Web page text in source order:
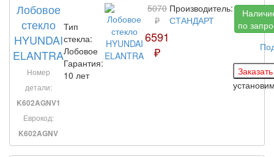
Лобовое
стекло
HYUNDAI
ELANTRA
Номер
детали:
K602AGNV1
Еврокод:
K602AGNV
Тип
стекла:
Лобовое
Гарантия:
10 лет
5070
₽
6591
₽
Производитель:
СТАНДАРТ
по